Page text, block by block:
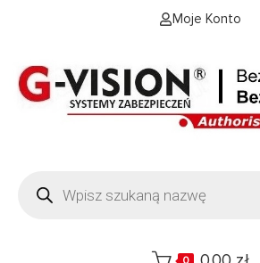
Moje Konto